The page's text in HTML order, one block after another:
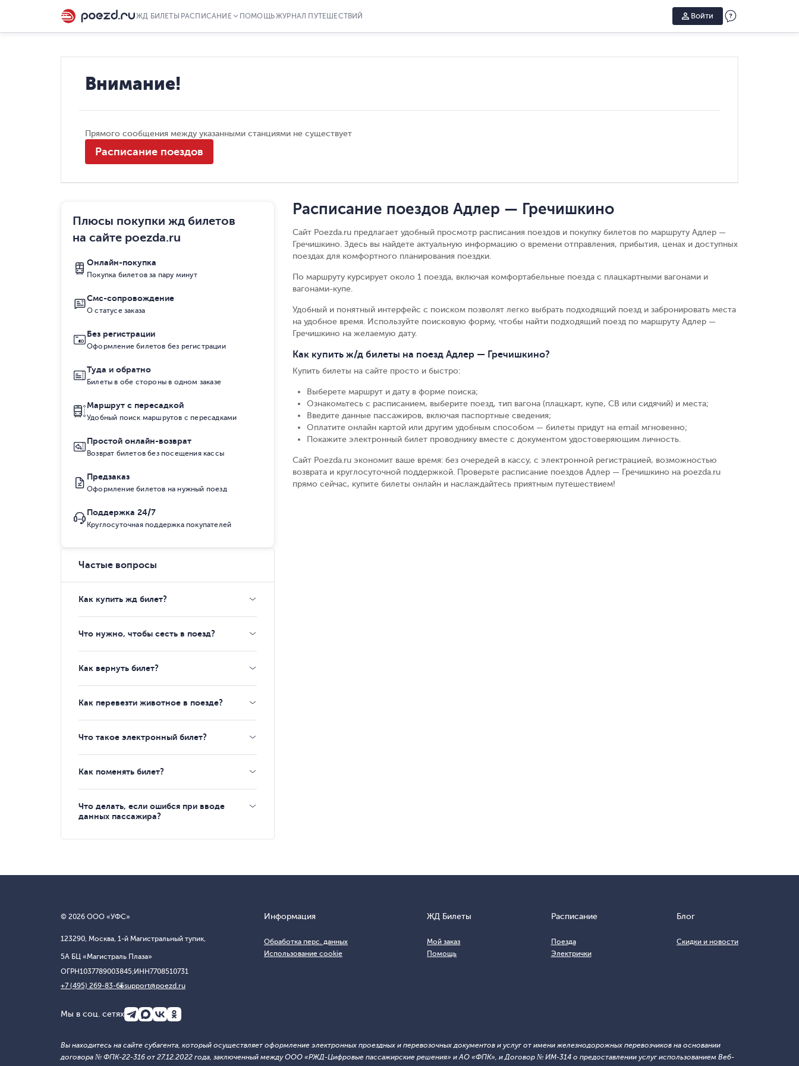
ЖД БИЛЕТЫ РАСПИСАНИЕ ПОМОЩЬЖУРНАЛ ПУТЕШЕСТВИЙ Войти
Внимание!
Прямого сообщения между указанными станциями не существует
Расписание поездов
Расписание поездов Адлер — Гречишкино
Сайт Poezda.ru предлагает удобный просмотр расписания поездов и покупку билетов по маршруту Адлер —
Гречишкино. Здесь вы найдете актуальную информацию о времени отправления, прибытия, ценах и доступных
поездах для комфортного планирования поездки.
По маршруту курсирует около 1 поезда, включая комфортабельные поезда с плацкартными вагонами и
вагонами-купе.
Удобный и понятный интерфейс с поиском позволят легко выбрать подходящий поезд и забронировать места
на удобное время. Используйте поисковую форму, чтобы найти подходящий поезд по маршруту Адлер —
Гречишкино на желаемую дату.
Как купить ж/д билеты на поезд Адлер — Гречишкино?
Купить билеты на сайте просто и быстро:
Выберете маршрут и дату в форме поиска;
Ознакомьтесь с расписанием, выберите поезд, тип вагона (плацкарт, купе, СВ или сидячий) и места;
Введите данные пассажиров, включая паспортные сведения;
Оплатите онлайн картой или другим удобным способом — билеты придут на email мгновенно;
Покажите электронный билет проводнику вместе с документом удостоверяющим личность.
Сайт Poezda.ru экономит ваше время: без очередей в кассу, с электронной регистрацией, возможностью
возврата и круглосуточной поддержкой. Проверьте расписание поездов Адлер — Гречишкино на poezda.ru
прямо сейчас, купите билеты онлайн и наслаждайтесь приятным путешествием!
Плюсы покупки жд билетов
на сайте poezda.ru
Онлайн-покупка
Покупка билетов за пару минут
Смс-сопровождение
О статусе заказа
Без регистрации
Оформление билетов без регистрации
Туда и обратно
Билеты в обе стороны в одном заказе
Маршрут с пересадкой
Удобный поиск маршрутов с пересадками
Простой онлайн-возврат
Возврат билетов без посещения кассы
Предзаказ
Оформление билетов на нужный поезд
Поддержка 24/7
Круглосуточная поддержка покупателей
Частые вопросы
Как купить жд билет?
Что нужно, чтобы сесть в поезд?
Как вернуть билет?
Как перевезти животное в поезде?
Что такое электронный билет?
Как поменять билет?
Что делать, если ошибся при вводе
данных пассажира?
© 2026 ООО «УФС»
123290, Москва, 1-й Магистральный тупик,
5А БЦ «Магистраль Плаза»
ОГРН1037789003845;ИНН7708510731
+7 (495) 269-83-65support@poezd.ru
Информация
Обработка перс. данных
Использование cookie
ЖД Билеты
Мой заказ
Помощь
Расписание
Поезда
Электрички
Блог
Скидки и новости
Мы в соц. сетях
Вы находитесь на сайте субагента, который осуществляет оформление электронных проездных и перевозочных документов и услуг от имени железнодорожных перевозчиков на основании
договора № ФПК-22-316 от 27.12.2022 года, заключенный между ООО «РЖД-Цифровые пассажирские решения» и АО «ФПК», и Договор № ИМ-314 о предоставлении услуг использованием Веб-